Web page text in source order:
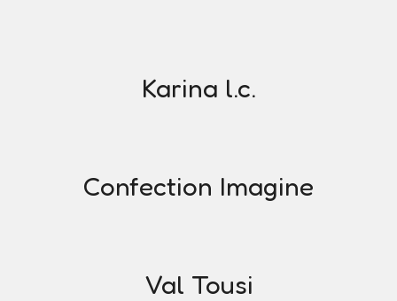
Karina l.c.
Confection Imagine
Val Tousi